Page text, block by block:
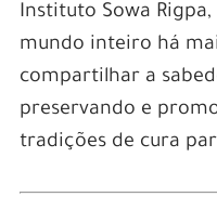
Instituto Sowa
mundo inteiro há
compartilhar a
preservando e
tradições de cura